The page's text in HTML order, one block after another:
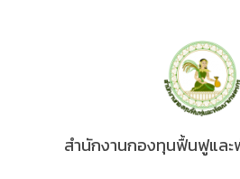
สำนักงานกองทุนฟื้นฟูแล